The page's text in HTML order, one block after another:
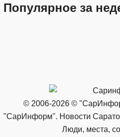
Популярное за
© 2006-2026 ©
"СарИнформ". Новости
Люди, места,